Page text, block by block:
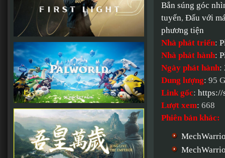
Bắn súng góc
tuyến, Đấu với
phương tiện
Nhà phát triển:
Nhà phát hành:
Ngày phát hành:
Dung lượng: 95
Link gốc: https://
Lượt xem: 668
Phiên bản khác: